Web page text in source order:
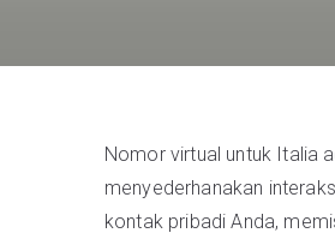
Nomor virtual untuk Italia
menyederhanakan
kontak pribadi Anda,